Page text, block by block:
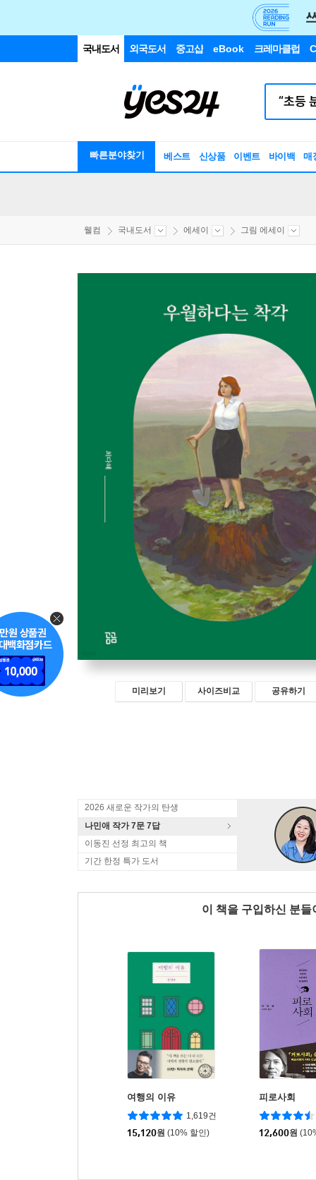
국내도서 외국도서 중고샵 eBook 크레마클럽
빠른분야찾기 베스트 신상품 이벤트 바이백 매
웰컴 국내도서 에세이 그림 에세이
미리보기 사이즈비교 공유하기
2026 새로운 작가의 탄생
나민애 작가 7문 7답
이동진 선정 최고의 책
기간 한정 특가 도서
이 책을 구입하신 분
여행의 이유
1,619건
15,120원 (10% 할인)
피로사회
12,600원